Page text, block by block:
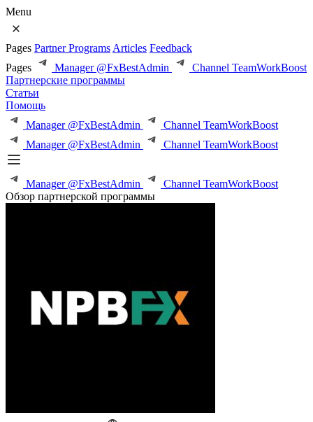
Menu
Pages Partner Programs Articles Feedback
Pages
Manager @FxBestAdmin
Channel TeamWorkBoost
Партнерские программы
Статьи
Помощь
Manager @FxBestAdmin
Channel TeamWorkBoost
Manager @FxBestAdmin
Channel TeamWorkBoost
Manager @FxBestAdmin
Channel TeamWorkBoost
Обзор партнерской программы